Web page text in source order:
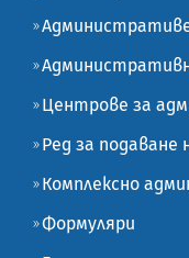
Центрове за
Ред за подаване
Комплексно
Формуляри